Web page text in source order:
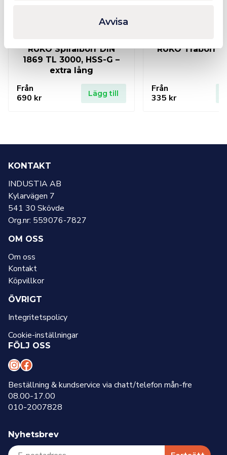
Avvisa
RUKO Spiralborr DIN
1869 TL 3000, HSS-G –
extra lång
Från
690 kr Lägg till
RUKO Träborr
Från
335 kr
KONTAKT
INDUSTIA AB
Kylarvägen 7
541 30 Skövde
Org.nr: 559076-7827
OM OSS
Om oss
Kontakt
Köpvillkor
ÖVRIGT
Integritetspolicy
Cookie-inställningar
FÖLJ OSS
I
n
s
t
a
g
F
a
c
e
b
o
Beställning & kundservice via chatt/telefon mån-fre
08.00-17.00
010-2007828
Nyhetsbrev